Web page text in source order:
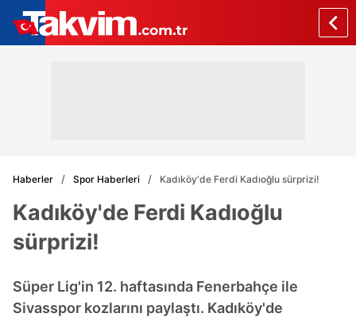
Haberler Spor Haberleri Kadıköy'de Ferdi Kadıoğlu sürprizi!
Kadıköy'de Ferdi Kadıoğlu
sürprizi!
Süper Lig'in 12. haftasında Fenerbahçe ile
Sivasspor kozlarını paylaştı. Kadıköy'de